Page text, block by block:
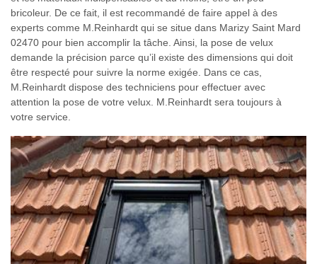
bricoleur. De ce fait, il est recommandé de faire appel à des
experts comme M.Reinhardt qui se situe dans Marizy Saint Mard
02470 pour bien accomplir la tâche. Ainsi, la pose de velux
demande la précision parce qu’il existe des dimensions qui doit
être respecté pour suivre la norme exigée. Dans ce cas,
M.Reinhardt dispose des techniciens pour effectuer avec
attention la pose de votre velux. M.Reinhardt sera toujours à
votre service.